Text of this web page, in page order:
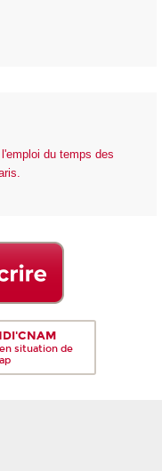
du temps des
situation de